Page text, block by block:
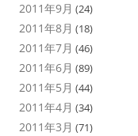
2011年9月 (24)
2011年8月 (18)
2011年7月 (46)
2011年6月 (89)
2011年5月 (44)
2011年4月 (34)
2011年3月 (71)